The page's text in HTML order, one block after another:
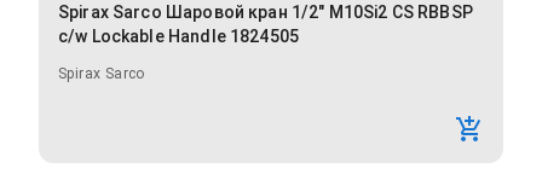
Spirax Sarco Шаровой кран 1/2" M10Si2 CS RBBSP
c/w Lockable Handle 1824505
Spirax Sarco